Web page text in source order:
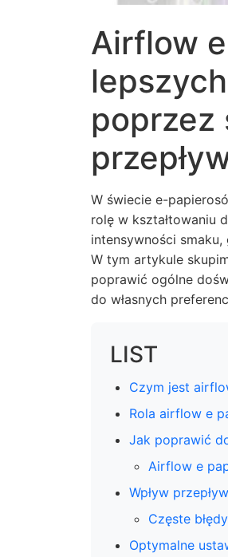
Airflow
poprzez
W świecie e-
rolę w kształtowaniu
intensywności
W tym artykule
poprawić ogólne
do własnych
LIST
Czym jest
Rola airflow e
Jak poprawić
Airflow e
Wpływ
Częste
Optymalne